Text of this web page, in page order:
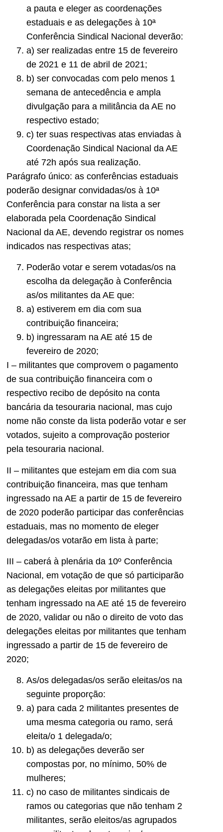
a pauta e eleger as coordenações
estaduais e as delegações à 10ª
Conferência Sindical Nacional deverão:
a) ser realizadas entre 15 de fevereiro
de 2021 e 11 de abril de 2021;
b) ser convocadas com pelo menos 1
semana de antecedência e ampla
divulgação para a militância da AE no
respectivo estado;
c) ter suas respectivas atas enviadas à
Coordenação Sindical Nacional da AE
até 72h após sua realização.
Parágrafo único: as conferências estaduais
poderão designar convidadas/os à 10ª
Conferência para constar na lista a ser
elaborada pela Coordenação Sindical
Nacional da AE, devendo registrar os nomes
indicados nas respectivas atas;
Poderão votar e serem votadas/os na
escolha da delegação à Conferência
as/os militantes da AE que:
a) estiverem em dia com sua
contribuição financeira;
b) ingressaram na AE até 15 de
fevereiro de 2020;
I – militantes que comprovem o pagamento
de sua contribuição financeira com o
respectivo recibo de depósito na conta
bancária da tesouraria nacional, mas cujo
nome não conste da lista poderão votar e ser
votados, sujeito a comprovação posterior
pela tesouraria nacional.
II – militantes que estejam em dia com sua
contribuição financeira, mas que tenham
ingressado na AE a partir de 15 de fevereiro
de 2020 poderão participar das conferências
estaduais, mas no momento de eleger
delegadas/os votarão em lista à parte;
III – caberá à plenária da 10º Conferência
Nacional, em votação de que só participarão
as delegações eleitas por militantes que
tenham ingressado na AE até 15 de fevereiro
de 2020, validar ou não o direito de voto das
delegações eleitas por militantes que tenham
ingressado a partir de 15 de fevereiro de
2020;
As/os delegadas/os serão eleitas/os na
seguinte proporção:
a) para cada 2 militantes presentes de
uma mesma categoria ou ramo, será
eleita/o 1 delegada/o;
b) as delegações deverão ser
compostas por, no mínimo, 50% de
mulheres;
c) no caso de militantes sindicais de
ramos ou categorias que não tenham 2
militantes, serão eleitos/as agrupados